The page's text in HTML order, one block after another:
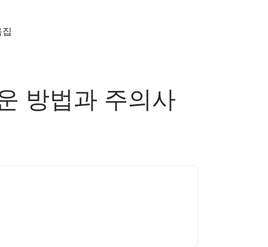
방법과 주의사